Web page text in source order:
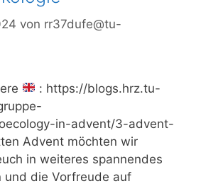
von rr37dufe@tu-
: https://blogs.hrz.tu-
in-advent/3-advent-
Advent möchten wir
in weiteres spannendes
und die Vorfreude auf